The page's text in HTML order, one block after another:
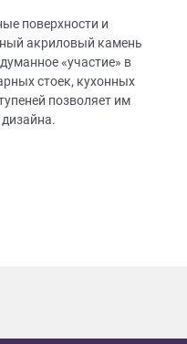
поверхности и
акриловый камень
«участие» в
стоек, кухонных
позволяет им